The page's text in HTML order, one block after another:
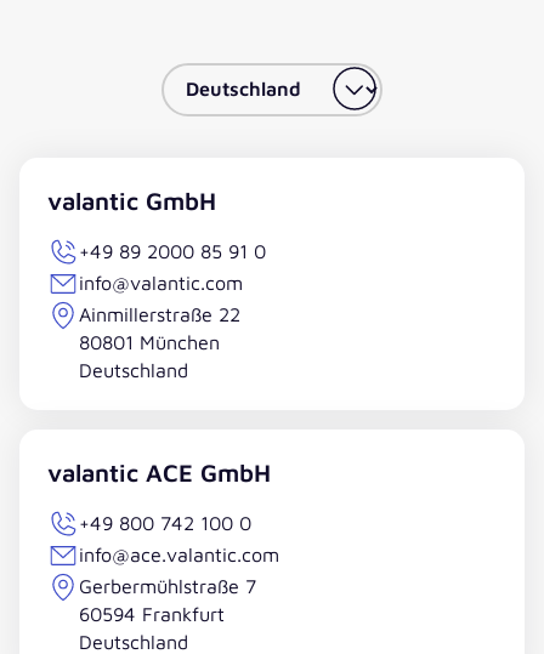
valantic GmbH
+49 89 2000 85 91 0
info@valantic.com
Ainmillerstraße 22
80801 München
Deutschland
valantic ACE GmbH
+49 800 742 100 0
info@ace.valantic.com
Gerbermühlstraße 7
60594 Frankfurt
Deutschland